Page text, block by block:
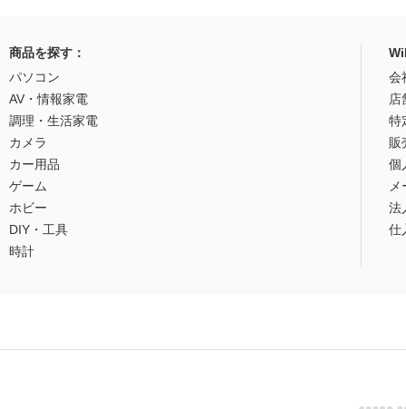
商品を探す：
パソコン
AV・情報家電
調理・生活家電
カメラ
カー用品
ゲーム
ホビー
DIY・工具
時計
会
店
特
販
個
メ
法
仕